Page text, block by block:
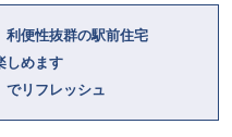
利便性抜群の駅前住宅
しめます
リフレッシュ